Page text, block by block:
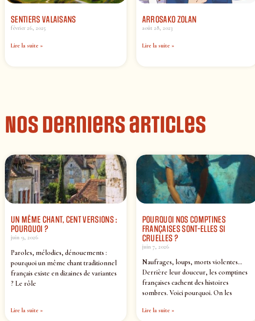
SENTIERS VALAISANS
février 26, 2025
Lire la suite »
ARROSAKO ZOLAN
août 28, 2023
Lire la suite »
Nos derniers articles
UN MÊME CHANT, CENT VERSIONS :
POURQUOI ?
juin 9, 2026
Paroles, mélodies, dénouements :
pourquoi un même chant traditionnel
français existe en dizaines de variantes
? Le rôle
Lire la suite »
POURQUOI NOS COMPTINES
FRANÇAISES SONT-ELLES SI
CRUELLES ?
juin 7, 2026
Naufrages, loups, morts violentes…
Derrière leur douceur, les comptines
françaises cachent des histoires
sombres. Voici pourquoi. On les
Lire la suite »